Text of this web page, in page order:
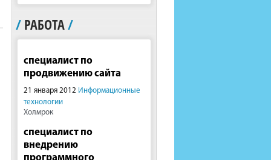
/ РАБОТА/
специалист по
продвижению сайта
21 января 2012 Информационные
технологии
Холмрок
специалист по
внедрению
программного